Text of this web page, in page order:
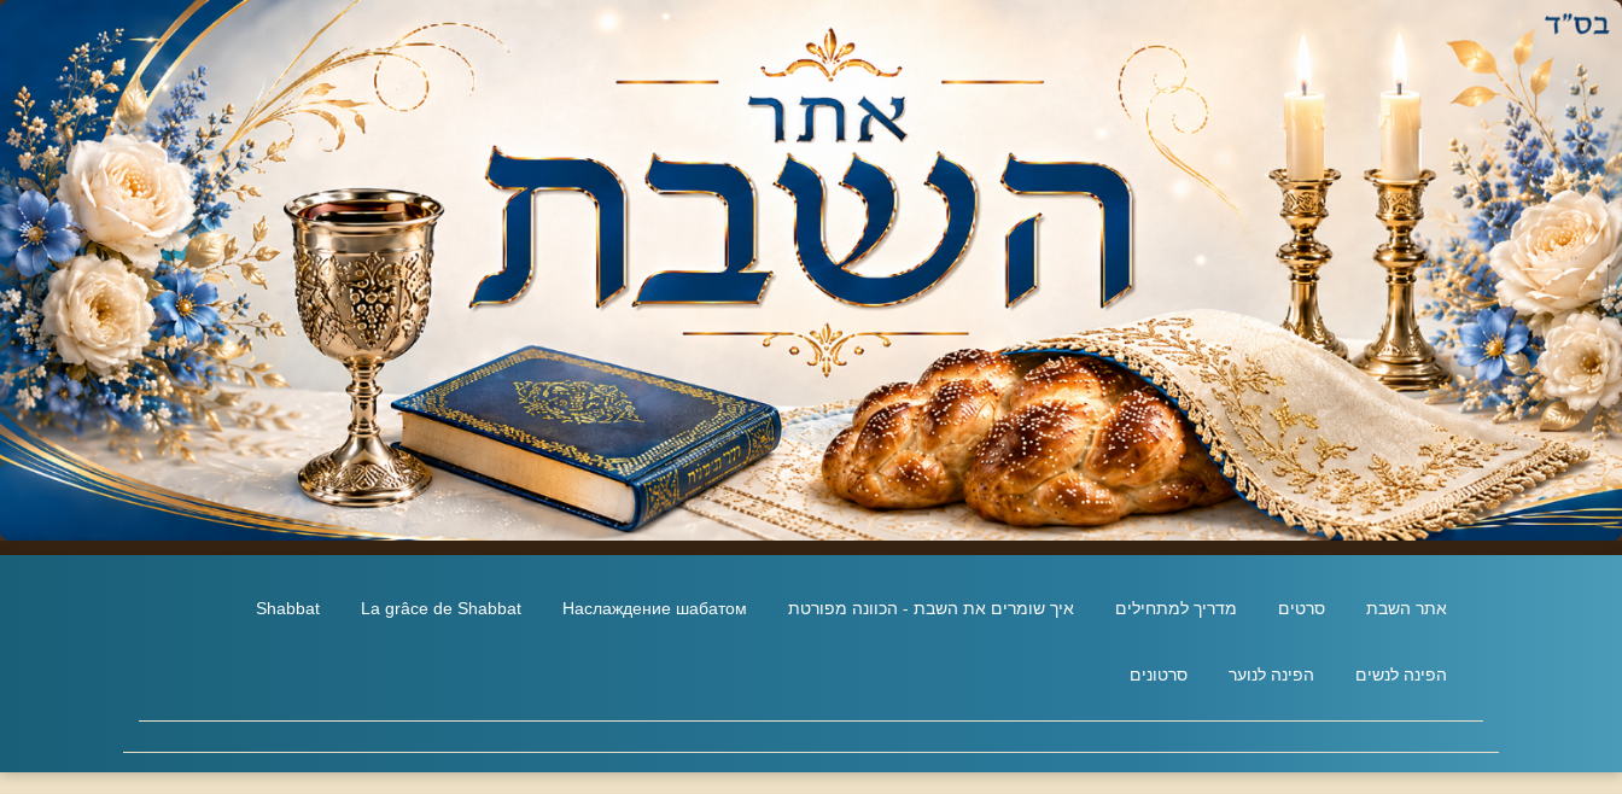
אתר השבת סרטים מדריך למתחילים איך שומרים את השבת - הכוונה מפורטת Наслаждение шабатом
La grâce de Shabbat
Shabbat
הפינה לנשים הפינה לנוער סרטונים